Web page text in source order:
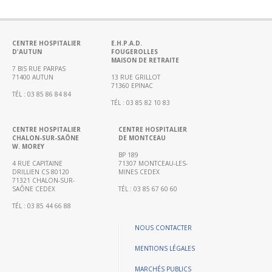
de
–
Recherche
clinique
du
CHWM
Continue
Certification
HAS
Démarche
Qualité
CENTRE HOSPITALIER
D'AUTUN
7 BIS RUE PARPAS
71400 AUTUN
TÉL : 03 85 86 84 84
E.H.P.A.D.
FOUGEROLLES
MAISON DE RETRAITE
13 RUE GRILLOT
71360 EPINAC
TÉL : 03 85 82 10 83
CENTRE HOSPITALIER
CHALON-SUR-SAÔNE
W. MOREY
4 RUE CAPITAINE
DRILLIEN CS 80120
71321 CHALON-SUR-
SAÔNE CEDEX
TÉL : 03 85 44 66 88
CENTRE HOSPITALIER
DE MONTCEAU
BP 189
71307 MONTCEAU-LES-
MINES CEDEX
TÉL : 03 85 67 60 60
NOUS CONTACTER
MENTIONS LÉGALES
MARCHÉS PUBLICS